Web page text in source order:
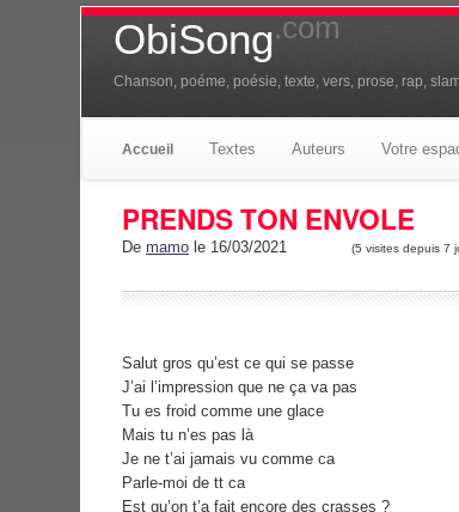
ObiSong.com
Chanson, poéme, poésie, texte, vers, prose, rap,
Accueil Textes Auteurs Votre
PRENDS TON ENVOLE
De mamo le 16/03/2021 (5 visites depuis 7
Salut gros qu’est ce qui se passe
J’ai l’impression que ne ça va pas
Tu es froid comme une glace
Mais tu n’es pas là
Je ne t’ai jamais vu comme ca
Parle-moi de tt ca
Est qu’on t’a fait encore des crasses ?